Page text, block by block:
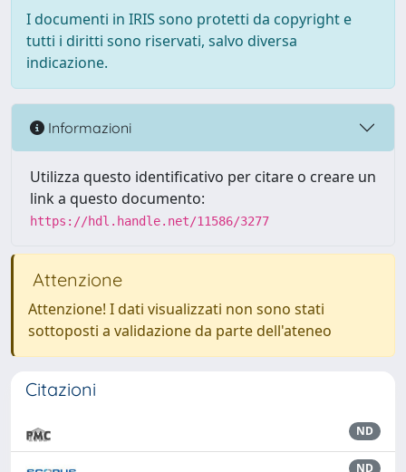
I documenti in IRIS sono protetti da copyright e
tutti i diritti sono riservati, salvo diversa
indicazione.
Informazioni
Utilizza questo identificativo per citare o creare un
link a questo documento:
https://hdl.handle.net/11586/3277
Attenzione
Attenzione! I dati visualizzati non sono stati
sottoposti a validazione da parte dell'ateneo
Citazioni
ND
ND